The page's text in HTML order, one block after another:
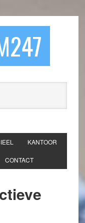
KANTOOR
CONTACT